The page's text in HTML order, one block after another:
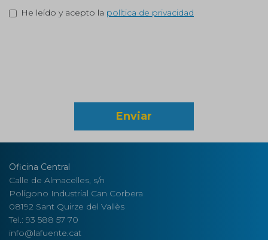
He leído y acepto la política de privacidad
Enviar
Oficina Central
Calle de Almacelles, s/n
Polígono Industrial Can Corbera
08192 Sant Quirze del Vallès
Tel.: 93 588 57 70
info@lafuente.cat